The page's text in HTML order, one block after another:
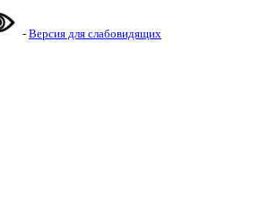
- Версия для слабовидящих